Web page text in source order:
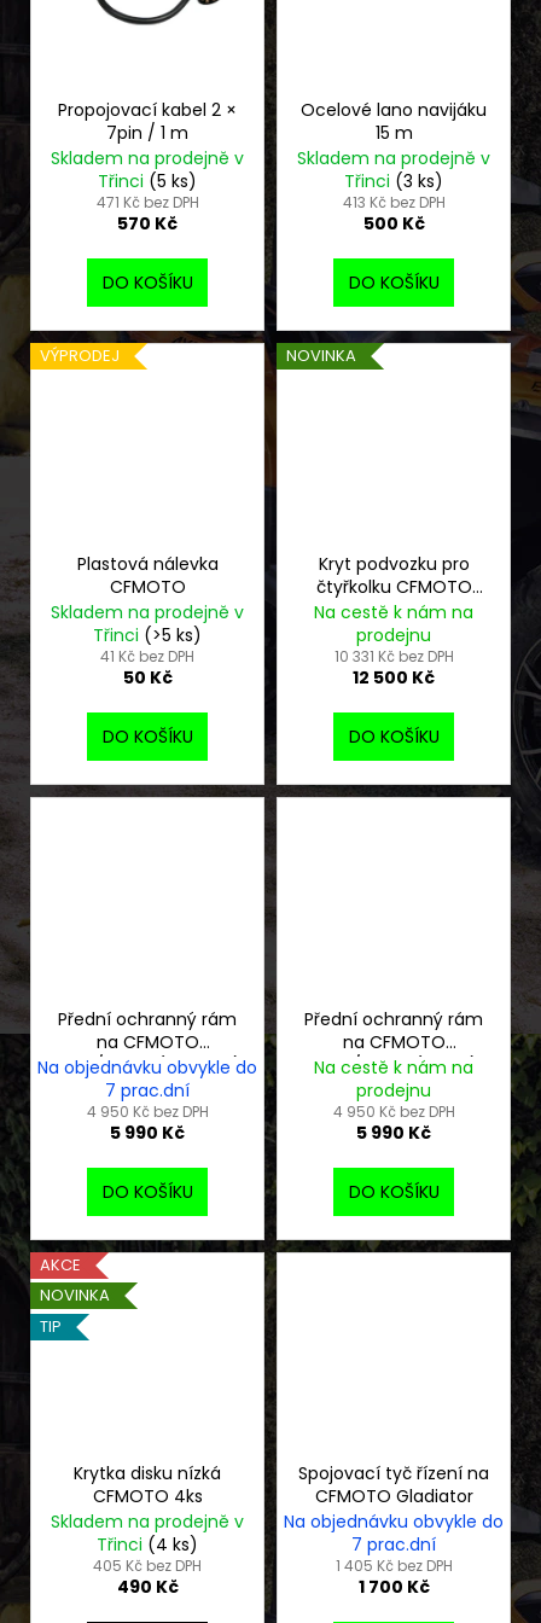
Propojovací kabel 2 ×
7pin / 1 m
Skladem na prodejně v
Třinci (5 ks)
471 Kč bez DPH
570 Kč
DO KOŠÍKU
Ocelové lano navijáku
15 m
Skladem na prodejně v
Třinci (3 ks)
413 Kč bez DPH
500 Kč
DO KOŠÍKU
VÝPRODEJ
Plastová nálevka
CFMOTO
Skladem na prodejně v
Třinci (>5 ks)
41 Kč bez DPH
50 Kč
DO KOŠÍKU
NOVINKA
Kryt podvozku pro
čtyřkolku CFMOTO
X850 G2
Na cestě k nám na
prodejnu
10 331 Kč bez DPH
12 500 Kč
DO KOŠÍKU
Přední ochranný rám
na CFMOTO
X850/X1000 (červený)
Na objednávku obvykle do
7 prac.dní
4 950 Kč bez DPH
5 990 Kč
DO KOŠÍKU
Přední ochranný rám
na CFMOTO
X850/X1000 (černý)
Na cestě k nám na
prodejnu
4 950 Kč bez DPH
5 990 Kč
DO KOŠÍKU
AKCE
NOVINKA
TIP
Krytka disku nízká
CFMOTO 4ks
Skladem na prodejně v
Třinci (4 ks)
405 Kč bez DPH
490 Kč
Spojovací tyč řízení na
CFMOTO Gladiator
Na objednávku obvykle do
7 prac.dní
1 405 Kč bez DPH
1 700 Kč